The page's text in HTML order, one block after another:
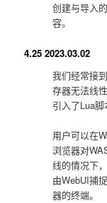
创建与导入
容。
4.25 2023.03.02
我们经常接
存器无法线
引入了Lua脚
用户可以在
浏览器对
线的情况下
由WebUI捕
器的终端。